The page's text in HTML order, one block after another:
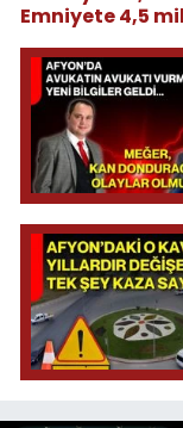
Emniyete 4,5